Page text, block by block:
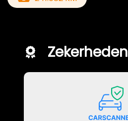
Zekerheden